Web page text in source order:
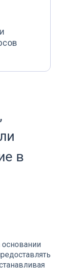
персональные
в